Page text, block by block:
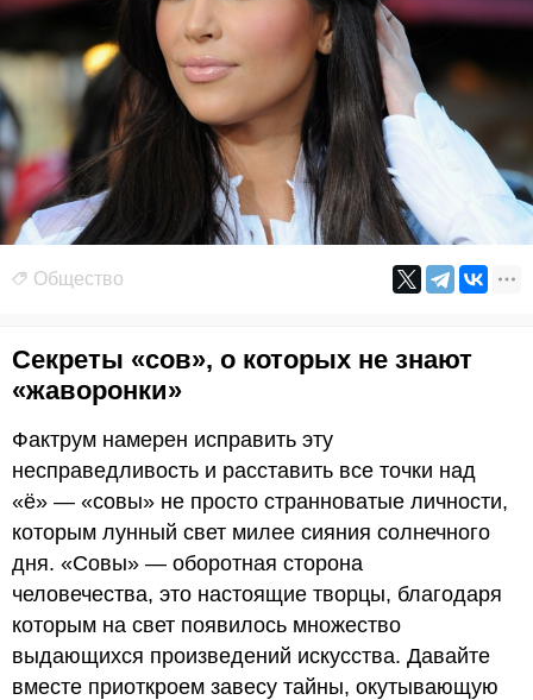
Общество
Секреты «сов», о которых не знают
«жаворонки»
Фактрум намерен исправить эту
несправедливость и расставить все точки над
«ё» — «совы» не просто странноватые личности,
которым лунный свет милее сияния солнечного
дня. «Совы» — оборотная сторона
человечества, это настоящие творцы, благодаря
которым на свет появилось множество
выдающихся произведений искусства. Давайте
вместе приоткроем завесу тайны, окутывающую